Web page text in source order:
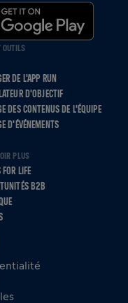
OUTILS
DE L'APP RUN
D'OBJECTIF
DES CONTENUS DE L'ÉQUIPE
D'ÉVÉNEMENTS
PLUS
LIFE
B2B